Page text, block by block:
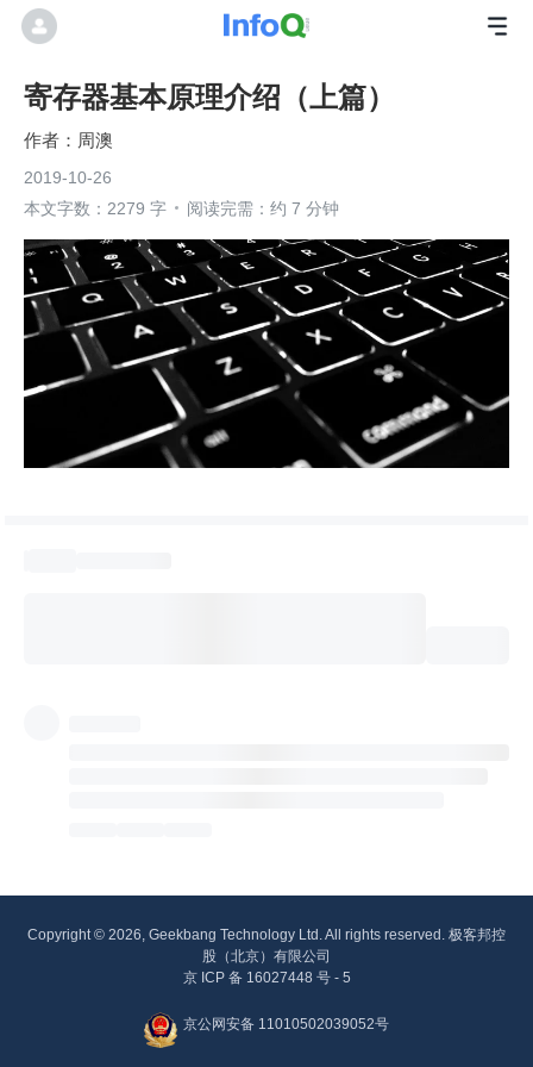
寄存器基本原理介绍（上篇）
周澳
2019-10-26
本文字数：2279 字
阅读完需：约 7 分钟
Copyright © 2026, Geekbang Technology Ltd. All rights reserved. 极客邦控
股（北京）有限公司
京 ICP 备 16027448 号 - 5
京公网安备 11010502039052号